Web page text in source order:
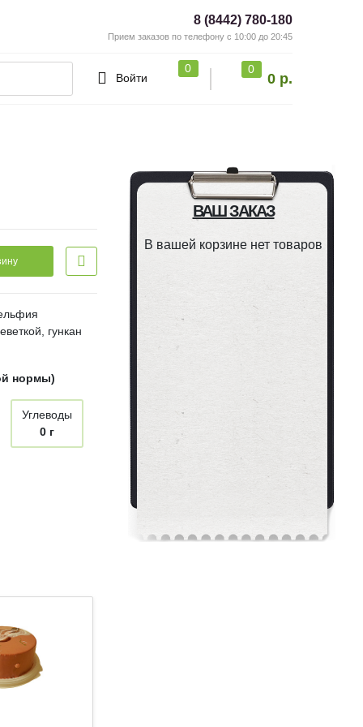
8 (8442) 780-180
Прием заказов по телефону с 10:00 до 20:45
Войти
0 0
0 р.
гункан
нормы)
Углеводы
0 г
ВАШ ЗАКАЗ
В вашей корзине нет товаров